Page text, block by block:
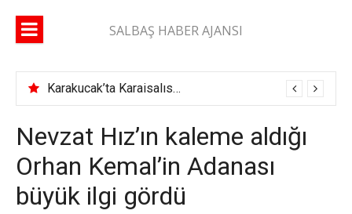
SALBAŞ HABER AJANSI
Karakucak’ta Karaisalıspor fırtınası
Nevzat Hız’ın kaleme aldığı
Orhan Kemal’in Adanası
büyük ilgi gördü